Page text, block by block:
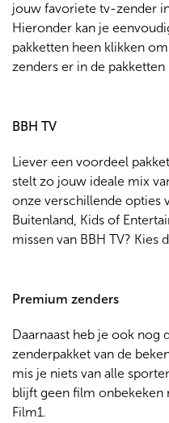
jouw favoriete tv-zender
Hieronder kan je
pakketten heen klikken
zenders er in de pakketten
BBH TV
Liever een voordeel
stelt zo jouw ideale mix
onze verschillende opties
Buitenland, Kids of
missen van BBH TV? Kies
Premium zenders
Daarnaast heb je ook nog
zenderpakket van de
mis je niets van alle
blijft geen film onbekeken
Film1.